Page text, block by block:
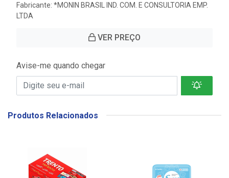
Fabricante: *MONIN BRASIL IND. COM. E CONSULTORIA EMP.
LTDA
VER PREÇO
Avise-me quando chegar
Produtos Relacionados